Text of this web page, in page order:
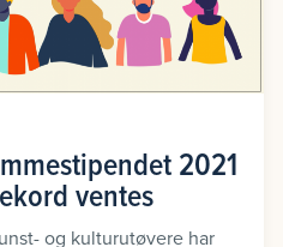
2021
ventes
og kulturutøvere har